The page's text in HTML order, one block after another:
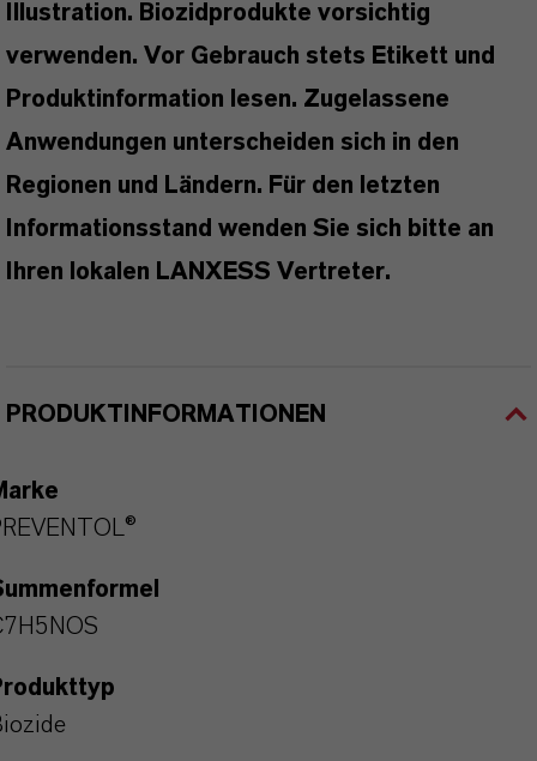
Illustration. Biozidprodukte vorsichtig
verwenden. Vor Gebrauch stets Etikett und
Produktinformation lesen. Zugelassene
Anwendungen unterscheiden sich in den
Regionen und Ländern. Für den letzten
Informationsstand wenden Sie sich bitte an
Ihren lokalen LANXESS Vertreter.
PRODUKTINFORMATIONEN